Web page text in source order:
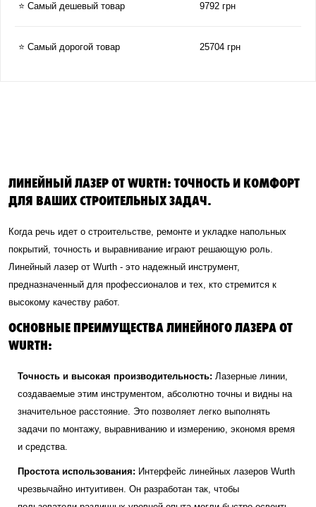
⭐ Самый дешевый товар 9792 грн
⭐ Самый дорогой товар 25704 грн
ЛИНЕЙНЫЙ ЛАЗЕР ОТ WURTH: ТОЧНОСТЬ И КОМФОРТ
ДЛЯ ВАШИХ СТРОИТЕЛЬНЫХ ЗАДАЧ.
Когда речь идет о строительстве, ремонте и укладке напольных
покрытий, точность и выравнивание играют решающую роль.
Линейный лазер от Wurth - это надежный инструмент,
предназначенный для профессионалов и тех, кто стремится к
высокому качеству работ.
ОСНОВНЫЕ ПРЕИМУЩЕСТВА ЛИНЕЙНОГО ЛАЗЕРА ОТ
WURTH:
Точность и высокая производительность: Лазерные линии,
создаваемые этим инструментом, абсолютно точны и видны на
значительное расстояние. Это позволяет легко выполнять
задачи по монтажу, выравниванию и измерению, экономя время
и средства.
Простота использования: Интерфейс линейных лазеров Wurth
чрезвычайно интуитивен. Он разработан так, чтобы